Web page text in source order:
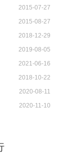
2015-07-27
2015-08-27
2018-12-29
2019-08-05
2021-06-16
2018-10-22
2020-08-11
2020-11-10